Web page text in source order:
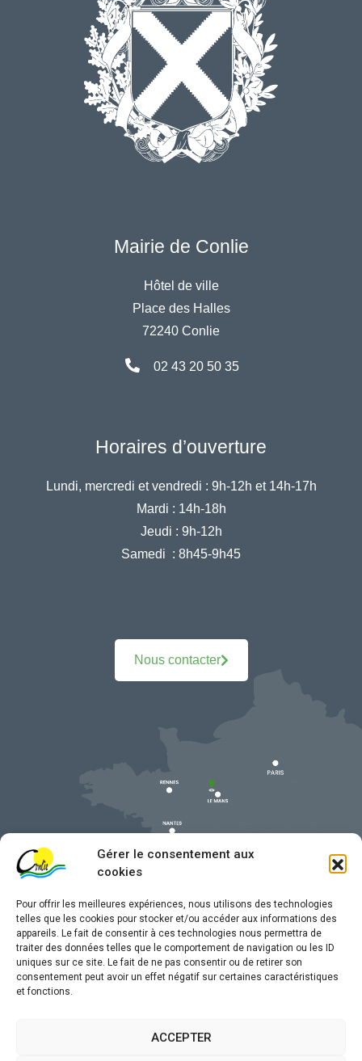
Gérer le consentement aux
cookies
Pour offrir les meilleures expériences, nous utilisons des technologies
telles que les cookies pour stocker et/ou accéder aux informations des
appareils. Le fait de consentir à ces technologies nous permettra de
traiter des données telles que le comportement de navigation ou les ID
uniques sur ce site. Le fait de ne pas consentir ou de retirer son
consentement peut avoir un effet négatif sur certaines caractéristiques
et fonctions.
ACCEPTER
Mairie de Conlie
Hôtel de ville
Place des Halles
72240 Conlie
02 43 20 50 35
Horaires d’ouverture
Lundi, mercredi et vendredi : 9h-12h et 14h-17h
Mardi : 14h-18h
Jeudi : 9h-12h
Samedi : 8h45-9h45
Nous contacter
Mentions légales
Traitement de données personnelles